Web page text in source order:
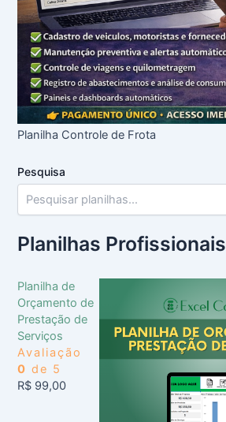
Planilha Controle de Frota
Pesquisa
Planilhas Profissionais
Planilha de
Orçamento de
Prestação de
Serviços
Avaliação
0 de 5
R$ 99,00